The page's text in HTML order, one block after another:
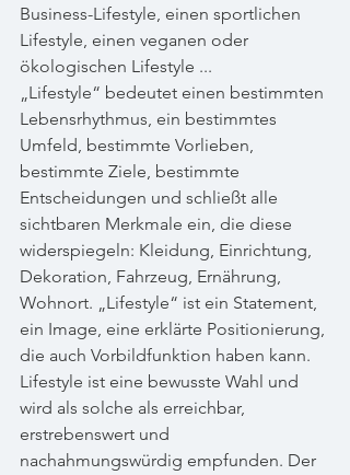
Business-Lifestyle, einen sportlichen
Lifestyle, einen veganen oder
ökologischen Lifestyle ...
„Lifestyle“ bedeutet einen bestimmten
Lebensrhythmus, ein bestimmtes
Umfeld, bestimmte Vorlieben,
bestimmte Ziele, bestimmte
Entscheidungen und schließt alle
sichtbaren Merkmale ein, die diese
widerspiegeln: Kleidung, Einrichtung,
Dekoration, Fahrzeug, Ernährung,
Wohnort. „Lifestyle“ ist ein Statement,
ein Image, eine erklärte Positionierung,
die auch Vorbildfunktion haben kann.
Lifestyle ist eine bewusste Wahl und
wird als solche als erreichbar,
erstrebenswert und
nachahmungswürdig empfunden. Der